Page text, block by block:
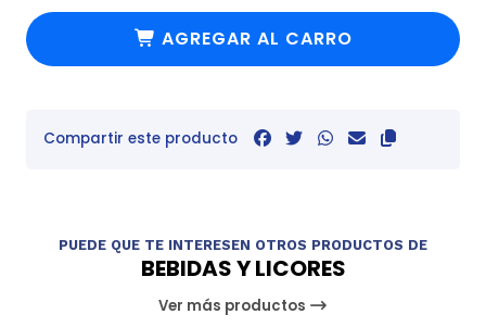
AGREGAR AL CARRO
Compartir este producto
PUEDE QUE TE INTERESEN OTROS PRODUCTOS DE
BEBIDAS Y LICORES
Ver más productos